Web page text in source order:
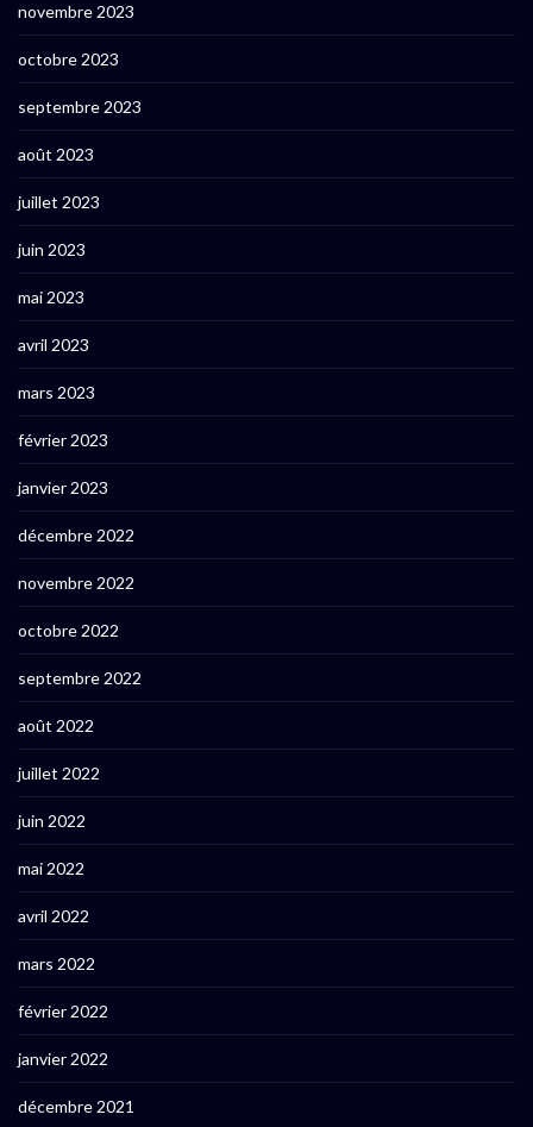
novembre 2023
octobre 2023
septembre 2023
août 2023
juillet 2023
juin 2023
mai 2023
avril 2023
mars 2023
février 2023
janvier 2023
décembre 2022
novembre 2022
octobre 2022
septembre 2022
août 2022
juillet 2022
juin 2022
mai 2022
avril 2022
mars 2022
février 2022
janvier 2022
décembre 2021